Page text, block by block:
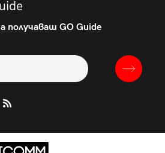
получаваш GO Guide